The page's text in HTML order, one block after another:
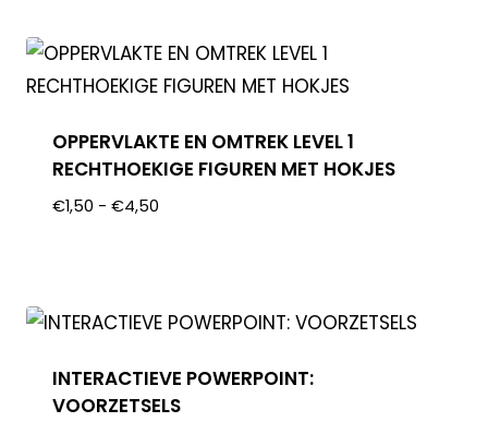
OPPERVLAKTE EN OMTREK LEVEL 1
RECHTHOEKIGE FIGUREN MET HOKJES
€1,50 - €4,50
INTERACTIEVE POWERPOINT:
VOORZETSELS